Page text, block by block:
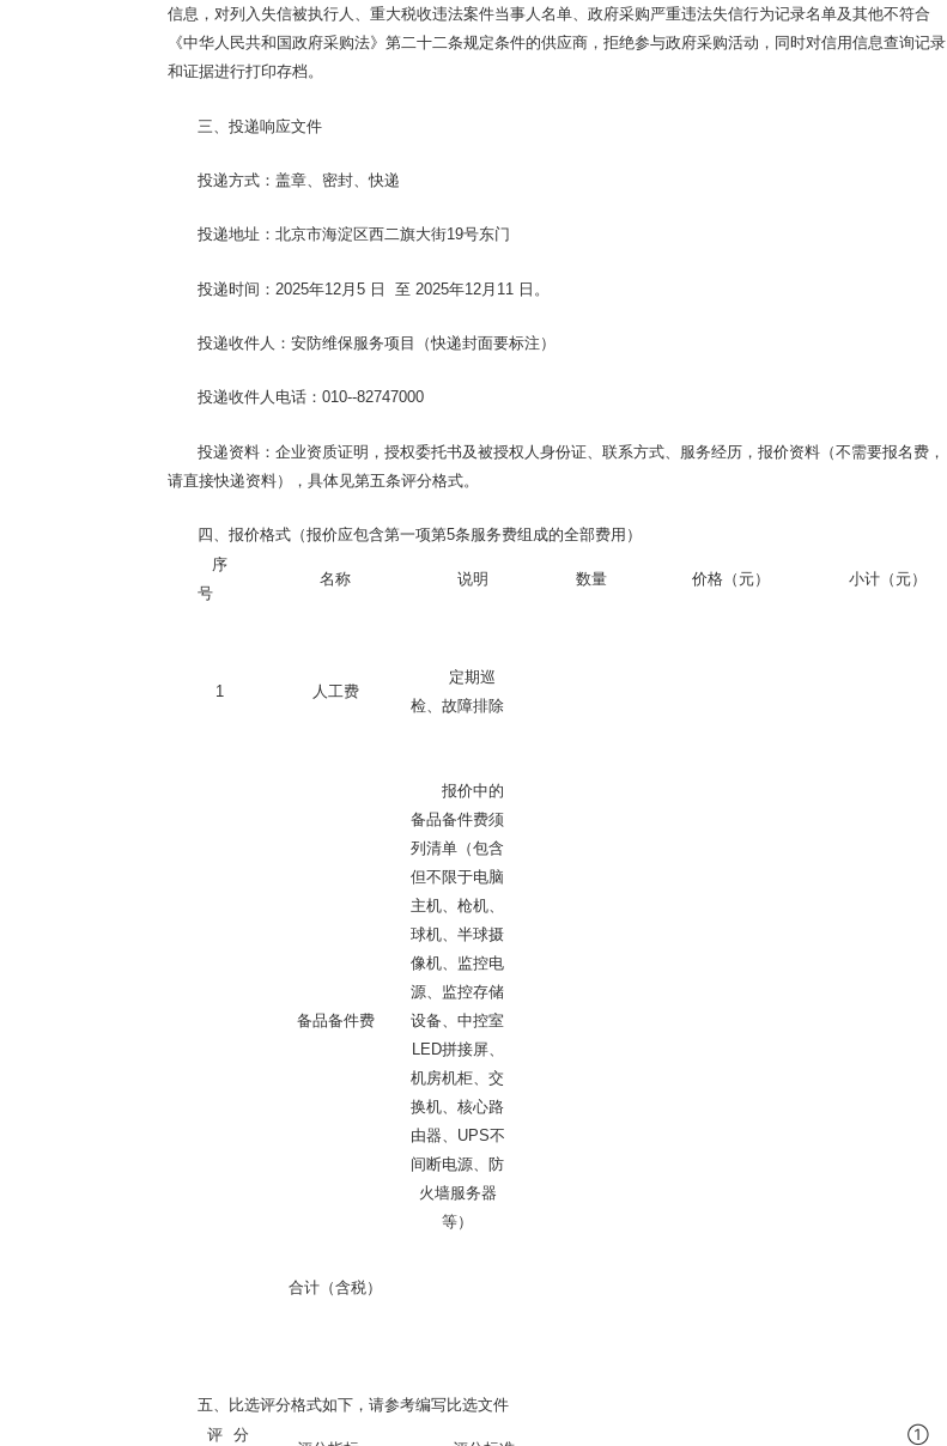
信息，对列入失信被执行人、重大税收违法案件当事人名单、政府采购严重违法失信行为记录名单及其他不符合
《中华人民共和国政府采购法》第二十二条规定条件的供应商，拒绝参与政府采购活动，同时对信用信息查询记录
和证据进行打印存档。
三、投递响应文件
投递方式：盖章、密封、快递
投递地址：北京市海淀区西二旗大街19号东门
投递时间： 2025年12 月5 日 至 2025年12 月 11 日。
投递收件人：安防维保服务项目（快递封面要标注）
投递收件人电话：010--82747000
投递资料：企业资质证明，授权委托书及被授权人身份证、联系方式、服务经历，报价资料（不需要报名费，
请直接快递资料），具体见第五条评分格式。
四、报价格式（报价应包含第一项第5条服务费组成的全部费用）
序
号
名称 说明 数量 价格（元） 小计（元）
1 人工费
定期巡
检、故障排除
备品备件费
报价中的
备品备件费须
列清单（包含
但不限于电脑
主机、枪机、
球机、半球摄
像机、监控电
源、监控存储
设备、中控室
LED拼接屏、
机房机柜、交
换机、核心路
由器、UPS不
间断电源、防
火墙服务器
等）
合计（含税）
五、比选评分格式如下，请参考编写比选文件
评分
①